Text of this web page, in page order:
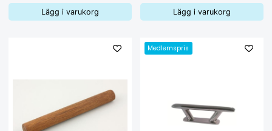
Lägg i varukorg Lägg i varukorg
Medlemspris